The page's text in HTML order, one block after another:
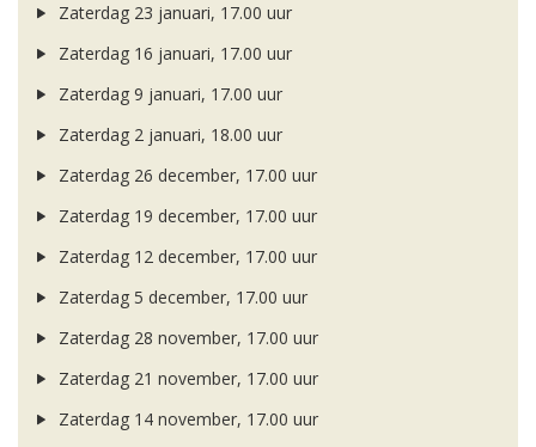
Zaterdag 23 januari, 17.00 uur
Zaterdag 16 januari, 17.00 uur
Zaterdag 9 januari, 17.00 uur
Zaterdag 2 januari, 18.00 uur
Zaterdag 26 december, 17.00 uur
Zaterdag 19 december, 17.00 uur
Zaterdag 12 december, 17.00 uur
Zaterdag 5 december, 17.00 uur
Zaterdag 28 november, 17.00 uur
Zaterdag 21 november, 17.00 uur
Zaterdag 14 november, 17.00 uur